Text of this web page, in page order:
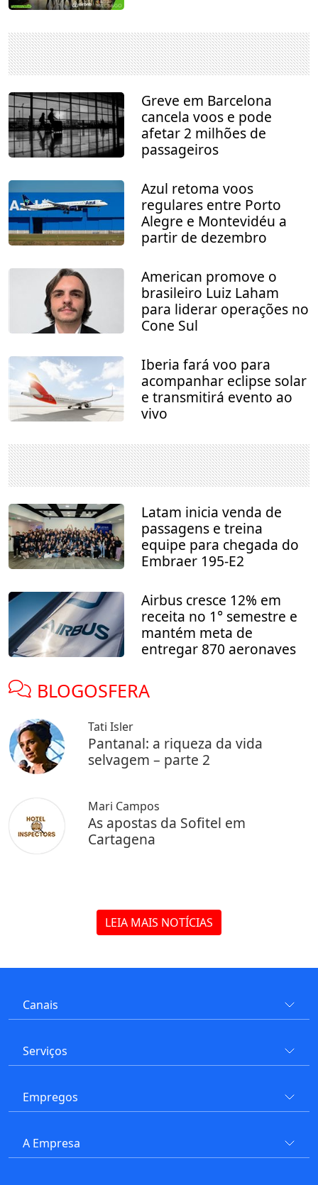
Greve em Barcelona
cancela voos e pode
afetar 2 milhões de
passageiros
Azul retoma voos
regulares entre Porto
Alegre e Montevidéu a
partir de dezembro
American promove o
brasileiro Luiz Laham
para liderar operações no
Cone Sul
Iberia fará voo para
acompanhar eclipse solar
e transmitirá evento ao
vivo
Latam inicia venda de
passagens e treina
equipe para chegada do
Embraer 195-E2
Airbus cresce 12% em
receita no 1° semestre e
mantém meta de
entregar 870 aeronaves
BLOGOSFERA
Tati Isler
Pantanal: a riqueza da vida
selvagem – parte 2
Mari Campos
As apostas da Sofitel em
Cartagena
LEIA MAIS NOTÍCIAS
Canais
Serviços
Empregos
A Empresa